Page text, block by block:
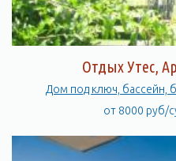
Отдых Утес,
Дом под ключ, бассейн,
от 8000 руб/